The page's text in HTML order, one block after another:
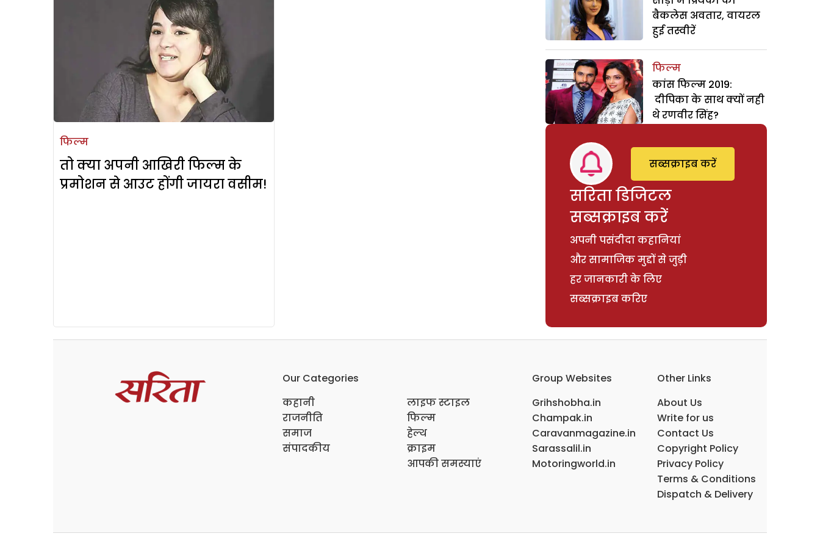
फिल्म
तो क्या अपनी आखिरी फिल्म के
प्रमोशन से आउट होंगी जायरा वसीम!
बैकलेस अवतार, वायरल
हुई तस्वीरें
फिल्म
कांस फिल्म 2019:
दीपिका के साथ क्यों नही
थे रणवीर सिंह?
सरिता डिजिटल
सब्सक्राइब करें
अपनी पसंदीदा कहानियां
और सामाजिक मुद्दों से जुड़ी
हर जानकारी के लिए
सब्सक्राइब करिए
सब्सक्राइब करें
Our Categories
कहानी
राजनीति
समाज
संपादकीय
लाइफ स्टाइल
फिल्म
हेल्थ
क्राइम
आपकी समस्याएं
Group Websites
Grihshobha.in
Champak.in
Caravanmagazine.in
Sarassalil.in
Motoringworld.in
Other Links
About Us
Write for us
Contact Us
Copyright Policy
Privacy Policy
Terms & Conditions
Dispatch & Delivery